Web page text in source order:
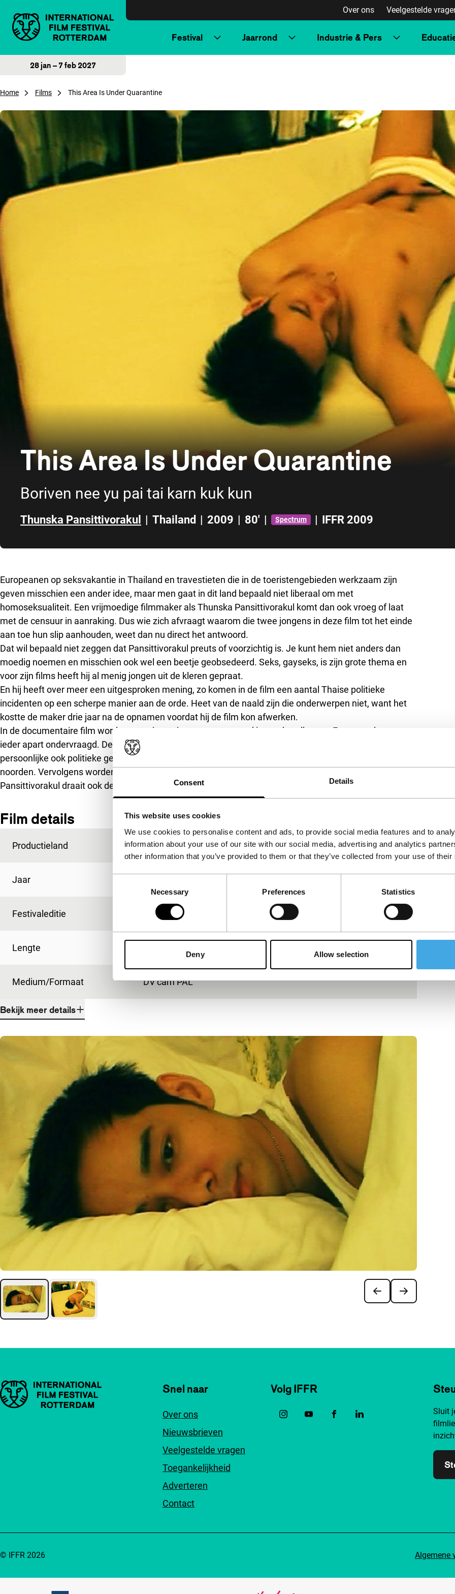
Consent Details
This website uses cookies
We use cookies to personalise content and ads, to provide social media features and to
information about your use of our site with our social media, advertising and analytics
other information that you’ve provided to them or that they’ve collected from your use of
Necessary Preferences Statistics
Deny Allow selection
Over ons Veelgestelde
Festival Jaarrond Industrie & Pers
28 jan – 7 feb 2027
Home Films This Area Is Under Quarantine
This Area Is Under Quarantine
Boriven nee yu pai tai karn kuk kun
Thunska Pansittivorakul | Thailand | 2009 | 80' | Spectrum | IFFR 2009
Europeanen op seksvakantie in Thailand en travestieten die in de toeristengebieden werkzaam zijn
geven misschien een ander idee, maar men gaat in dit land bepaald niet liberaal om met
homoseksualiteit. Een vrijmoedige filmmaker als Thunska Pansittivorakul komt dan ook vroeg of laat
met de censuur in aanraking. Dus wie zich afvraagt waarom die twee jongens in deze film tot het einde
aan toe hun slip aanhouden, weet dan nu direct het antwoord.
Dat wil bepaald niet zeggen dat Pansittivorakul preuts of voorzichtig is. Je kunt hem niet anders dan
moedig noemen en misschien ook wel een beetje geobsedeerd. Seks, gayseks, is zijn grote thema en
voor zijn films heeft hij al menig jongen uit de kleren gepraat.
En hij heeft over meer een uitgesproken mening, zo komen in de film een aantal Thaise politieke
incidenten op een scherpe manier aan de orde. Heet van de naald zijn die onderwerpen niet, want het
kostte de maker drie jaar na de opnamen voordat hij de film kon afwerken.
In de documentaire film worden twee jonge jongens opgevoerd in een hotelkamer. Eerst worden ze
ieder apart ondervraagd. De eerste is een moslimjongen uit het zuiden. Bij hem worden naast
persoonlijke ook politieke gevoeligheden aangestipt. Dan volgt een boeddhistische jongen uit het
noorden. Vervolgens worden ze samen kletsend en uiteindelijk vrijend geobserveerd. Van
Pansittivorakul draait ook de korte film
‘Action!’tijdens dit festival.
Film details
Productieland Thailand
Jaar
Festivaleditie IFFR 2009
Lengte
Medium/Formaat DV cam PAL
Bekijk meer details
Belangrijke links Snel naar
Over ons
Nieuwsbrieven
Veelgestelde vragen
Toegankelijkheid
Adverteren
Contact
Volg IFFR
Sluit
Algemene
© IFFR 2026